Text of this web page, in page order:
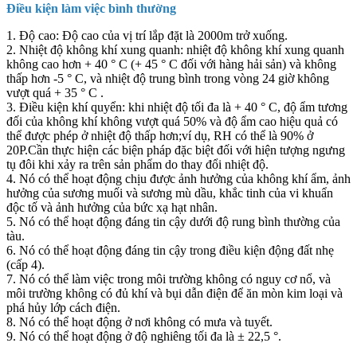
Điều kiện làm việc bình thường
1. Độ cao: Độ cao của vị trí lắp đặt là 2000m trở xuống.
2. Nhiệt độ không khí xung quanh: nhiệt độ không khí xung quanh
không cao hơn + 40 ° C (+ 45 ° C đối với hàng hải sản) và không
thấp hơn -5 ° C, và nhiệt độ trung bình trong vòng 24 giờ không
vượt quá + 35 ° C .
3. Điều kiện khí quyển: khi nhiệt độ tối đa là + 40 ° C, độ ẩm tương
đối của không khí không vượt quá 50% và độ ẩm cao hiệu quả có
thể được phép ở nhiệt độ thấp hơn;ví dụ, RH có thể là 90% ở
20P.Cần thực hiện các biện pháp đặc biệt đối với hiện tượng ngưng
tụ đôi khi xảy ra trên sản phẩm do thay đổi nhiệt độ.
4. Nó có thể hoạt động chịu được ảnh hưởng của không khí ẩm, ảnh
hưởng của sương muối và sương mù dầu, khắc tinh của vi khuẩn
độc tố và ảnh hưởng của bức xạ hạt nhân.
5. Nó có thể hoạt động đáng tin cậy dưới độ rung bình thường của
tàu.
6. Nó có thể hoạt động đáng tin cậy trong điều kiện động đất nhẹ
(cấp 4).
7. Nó có thể làm việc trong môi trường không có nguy cơ nổ, và
môi trường không có đủ khí và bụi dẫn điện để ăn mòn kim loại và
phá hủy lớp cách điện.
8. Nó có thể hoạt động ở nơi không có mưa và tuyết.
9. Nó có thể hoạt động ở độ nghiêng tối đa là ± 22,5 °.